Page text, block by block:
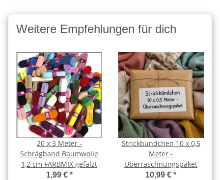
Weitere Empfehlungen für dich
20 x 3 Meter -
Schrägband Baumwolle
1,2 cm FARBMIX gefalzt
1,99 € *
Strickbündchen 10 x 0,5
Meter -
Überraschnungspaket
10,99 € *